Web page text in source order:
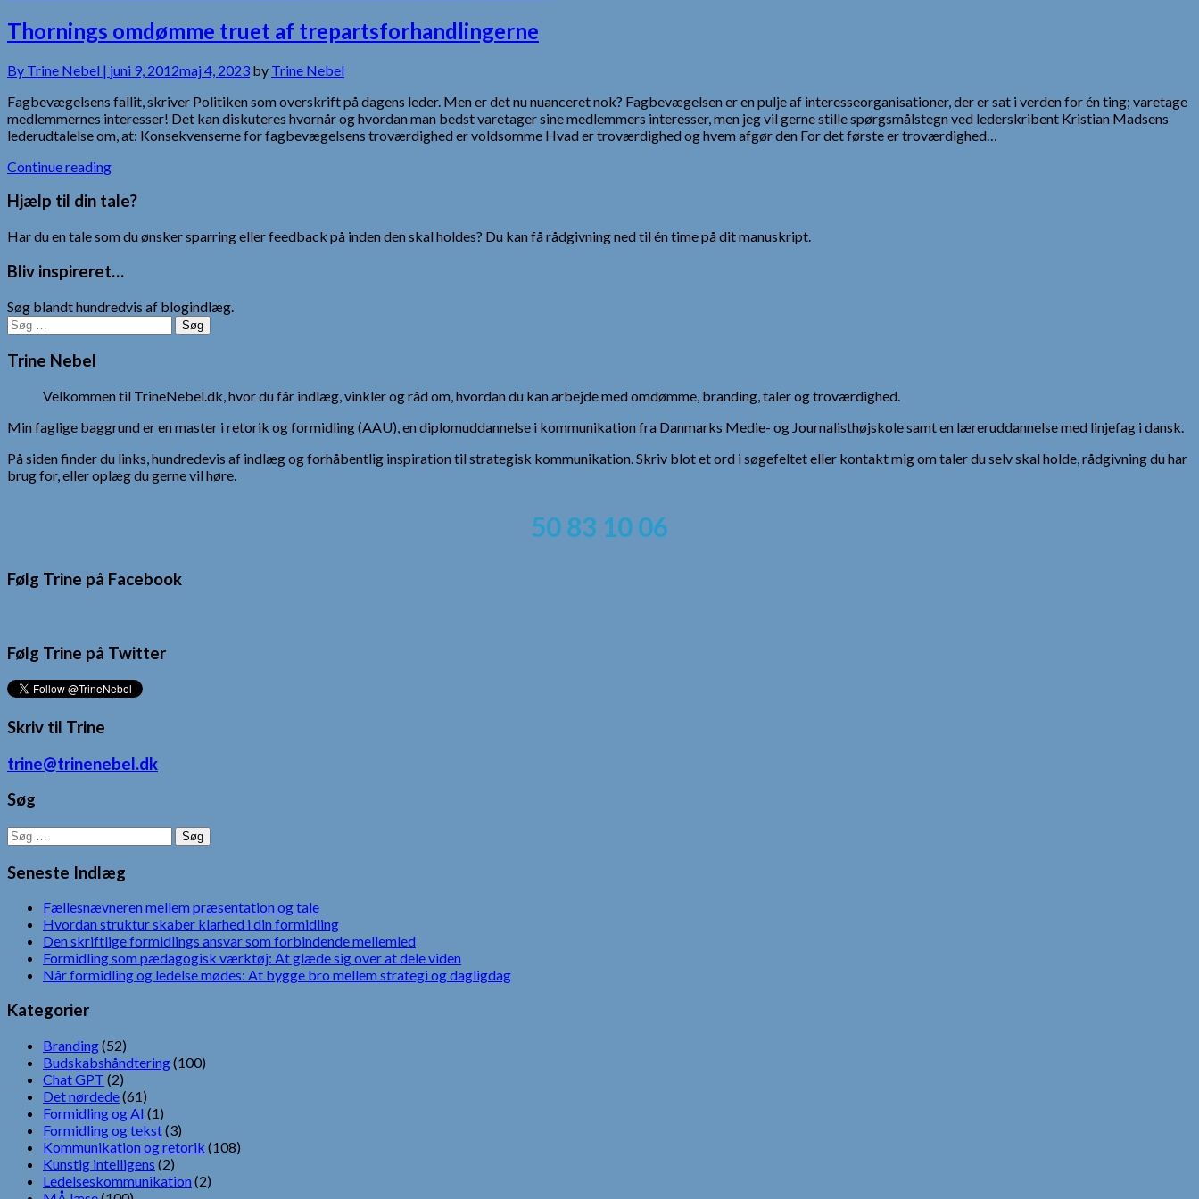
Thornings omdømme truet af trepartsforhandlingerne
By Trine Nebel | juni 9, 2012maj 4, 2023 by Trine Nebel
Fagbevægelsens fallit, skriver Politiken som overskrift på dagens leder. Men er det nu nuanceret nok? Fagbevægelsen er en pulje af interesseorganisationer, der er sat i verden for én ting; varetage
medlemmernes interesser! Det kan diskuteres hvornår og hvordan man bedst varetager sine medlemmers interesser, men jeg vil gerne stille spørgsmålstegn ved lederskribent Kristian Madsens
lederudtalelse om, at: Konsekvenserne for fagbevægelsens troværdighed er voldsomme Hvad er troværdighed og hvem afgør den For det første er troværdighed…
Continue reading
Hjælp til din tale?
Har du en tale som du ønsker sparring eller feedback på inden den skal holdes? Du kan få rådgivning ned til én time på dit manuskript.
Bliv inspireret…
Søg blandt hundredvis af blogindlæg.
Søg
efter:
Trine Nebel
Velkommen til TrineNebel.dk, hvor du får indlæg, vinkler og råd om, hvordan du kan arbejde med omdømme, branding, taler og troværdighed.
Min faglige baggrund er en master i retorik og formidling (AAU), en diplomuddannelse i kommunikation fra Danmarks Medie- og Journalisthøjskole samt en læreruddannelse med linjefag i dansk.
På siden finder du links, hundredevis af indlæg og forhåbentlig inspiration til strategisk kommunikation. Skriv blot et ord i søgefeltet eller kontakt mig om taler du selv skal holde, rådgivning du har
brug for, eller oplæg du gerne vil høre.
50 83 10 06
Følg Trine på Facebook
Følg Trine på Twitter
Skriv til Trine
trine@trinenebel.dk
Søg
Søg
efter:
Seneste Indlæg
Fællesnævneren mellem præsentation og tale
Hvordan struktur skaber klarhed i din formidling
Den skriftlige formidlings ansvar som forbindende mellemled
Formidling som pædagogisk værktøj: At glæde sig over at dele viden
Når formidling og ledelse mødes: At bygge bro mellem strategi og dagligdag
Kategorier
Branding(52)
Budskabshåndtering(100)
Chat GPT (2)
Det nørdede(61)
Formidling og AI (1)
Formidling og tekst(3)
Kommunikation og retorik (108)
Kunstig intelligens (2)
Ledelseskommunikation (2)